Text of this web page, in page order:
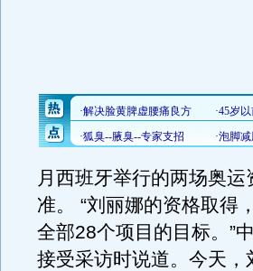
月西班牙举行的两场奥
准。 “刘丽娜的资格取得
全部28个项目的目标。”
接受采访时说道。今天